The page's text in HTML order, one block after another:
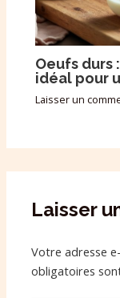
Oeufs durs
idéal pour
Laisser un
Laisser
Votre adresse
obligatoires